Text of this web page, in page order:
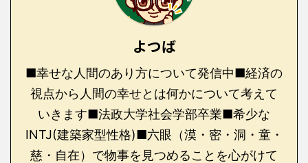
よつば
■幸せな人間のあり方について発信中■経済の
視点から人間の幸せとは何かについて考えて
いきます■法政大学社会学部卒業■希少な
INTJ(建築家型性格)■六眼（漠・密・洞・童・
慈・自在）で物事を見つめることを心がけて